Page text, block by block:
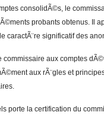
consolidÃ©s, le
probants obtenus. Il
caractÃ¨re significatif des
aux comptes
aux rÃ¨gles et
porte la certification du